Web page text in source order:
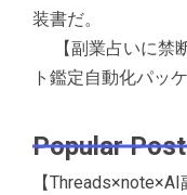
装書だ。
【副業占いに
ト鑑定自動化パッ
Popular
【